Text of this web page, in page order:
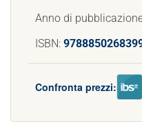
Anno di
ISBN:
Confronta prezzi: